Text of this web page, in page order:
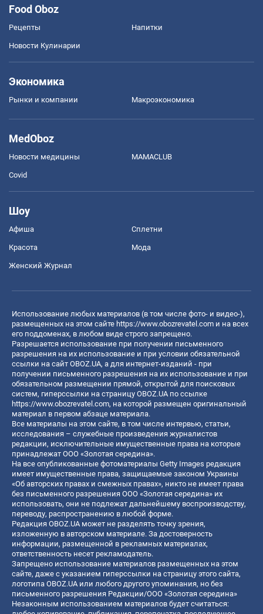
Food Oboz
Рецепты Напитки
Новости Кулинарии
Экономика
Рынки и компании Mакроэкономика
MedOboz
Новости медицины MAMACLUB
Covid
Шоу
Афиша Сплетни
Красота Мода
Женский Журнал
Использование любых материалов (в том числе фото- и видео-),
размещенных на этом сайте https://www.obozrevatel.com и на всех
его поддоменах, в любом виде строго запрещено.
Разрешается использование при получении письменного
разрешения на их использование и при условии обязательной
ссылки на сайт OBOZ.UA, а для интернет-изданий - при
получении письменного разрешения на их использование и при
обязательном размещении прямой, открытой для поисковых
систем, гиперссылки на страницу OBOZ.UA по ссылке
https://www.obozrevatel.com, на которой размещен оригинальный
материал в первом абзаце материала.
Все материалы на этом сайте, в том числе интервью, статьи,
исследования – служебные произведения журналистов
редакции, исключительные имущественные права на которые
принадлежат ООО «Золотая середина».
На все опубликованные фотоматериалы Getty Images редакция
имеет имущественные права, защищаемые законом Украины
«Об авторских правах и смежных правах», никто не имеет права
без письменного разрешения ООО «Золотая середина» их
использовать, они не подлежат дальнейшему воспроизводству,
переводу, распространению в любой форме.
Редакция OBOZ.UA может не разделять точку зрения,
изложенную в авторском материале. За достоверность
информации, размещенной в рекламных материалах,
ответственность несет рекламодатель.
Запрещено использование материалов размещенных на этом
сайте, даже с указанием гиперссылки на страницу этого сайта,
логотипа OBOZ.UA или любого другого упоминания, но без
письменного разрешения Редакции/ООО «Золотая середина»
Незаконным использованием материалов будет считаться: